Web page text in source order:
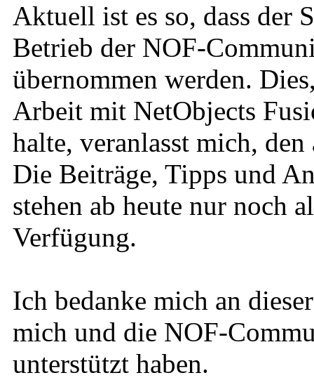
Aktuell ist es so, dass der
Betrieb der NOF-
übernommen werden.
Arbeit mit NetObjects
halte, veranlasst mich,
Die Beiträge, Tipps und
stehen ab heute nur noch
Verfügung.
Ich bedanke mich an
mich und die NOF-
unterstützt haben.